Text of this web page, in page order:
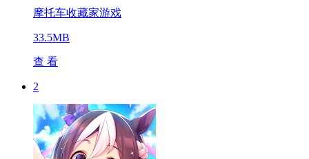
摩托车收藏家游戏
33.5MB
查 看
2